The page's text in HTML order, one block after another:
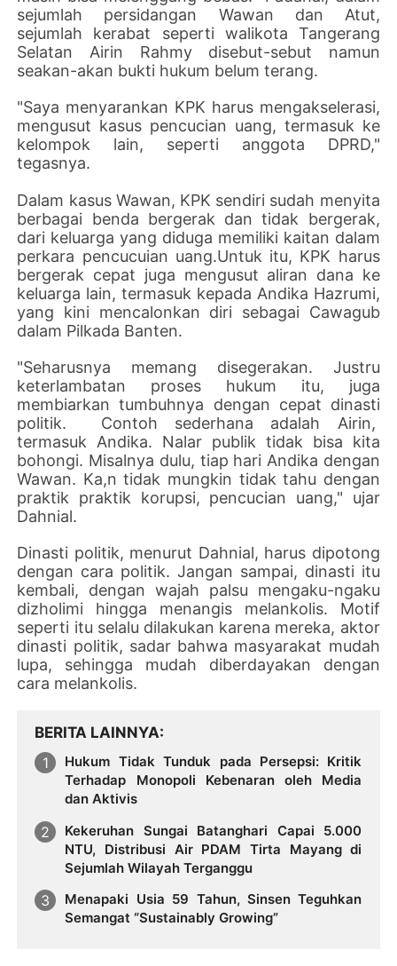
sejumlah persidangan Wawan dan Atut,
sejumlah kerabat seperti walikota Tangerang
Selatan Airin Rahmy disebut-sebut namun
seakan-akan bukti hukum belum terang.
"Saya menyarankan KPK harus mengakselerasi,
mengusut kasus pencucian uang, termasuk ke
kelompok lain, seperti anggota DPRD,"
tegasnya.
Dalam kasus Wawan, KPK sendiri sudah menyita
berbagai benda bergerak dan tidak bergerak,
dari keluarga yang diduga memiliki kaitan dalam
perkara pencucuian uang.Untuk itu, KPK harus
bergerak cepat juga mengusut aliran dana ke
keluarga lain, termasuk kepada Andika Hazrumi,
yang kini mencalonkan diri sebagai Cawagub
dalam Pilkada Banten.
"Seharusnya memang disegerakan. Justru
keterlambatan proses hukum itu, juga
membiarkan tumbuhnya dengan cepat dinasti
politik.
Contoh sederhana adalah Airin,
termasuk Andika. Nalar publik tidak bisa kita
bohongi. Misalnya dulu, tiap hari Andika dengan
Wawan. Ka,n tidak mungkin tidak tahu dengan
praktik praktik korupsi, pencucian uang," ujar
Dahnial.
Dinasti politik, menurut Dahnial, harus dipotong
dengan cara politik. Jangan sampai, dinasti itu
kembali, dengan wajah palsu mengaku-ngaku
dizholimi hingga menangis melankolis. Motif
seperti itu selalu dilakukan karena mereka, aktor
dinasti politik, sadar bahwa masyarakat mudah
lupa, sehingga mudah diberdayakan dengan
cara melankolis.
BERITA LAINNYA
Hukum Tidak Tunduk pada Persepsi: Kritik
Terhadap Monopoli Kebenaran oleh Media
dan Aktivis
Kekeruhan Sungai Batanghari Capai 5.000
NTU, Distribusi Air PDAM Tirta Mayang di
Sejumlah Wilayah Terganggu
Menapaki Usia 59 Tahun, Sinsen Teguhkan
Semangat “Sustainably Growing”